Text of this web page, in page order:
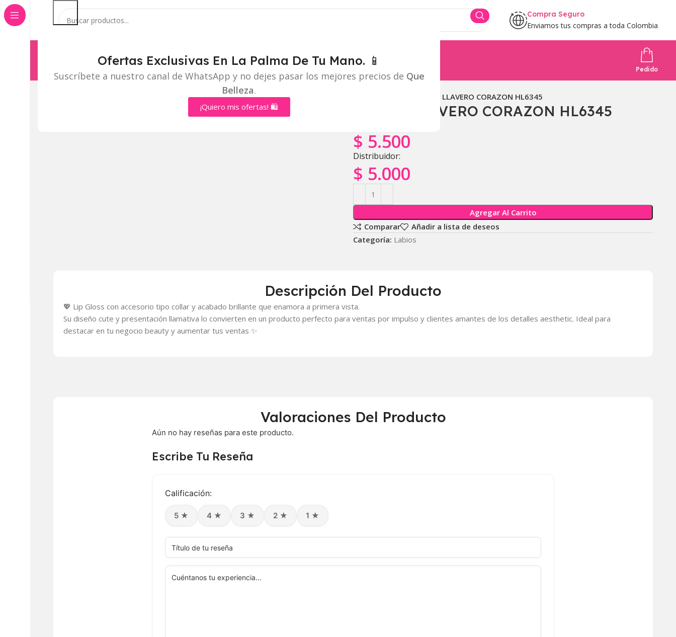
Ofertas Exclusivas En La Palma De Tu Mano. 📱
Suscríbete a nuestro canal de WhatsApp y no dejes pasar los mejores precios de Que
Belleza.
¡Quiero mis ofertas! 🛍️
Compra Seguro
Enviamos tus compras a toda Colombia
CategoríasInicioTienda
Pedido
Click to enlarge
BRILLO LLAVERO CORAZON HL6345
BRILLO LLAVERO CORAZON HL6345
$ 5.500
Distribuidor:
$ 5.000
Agregar Al Carrito
Comparar
Añadir a lista de deseos
Categoría: Labios
Descripción Del Producto
💖 Lip Gloss con accesorio tipo collar y acabado brillante que enamora a primera vista.
Su diseño cute y presentación llamativa lo convierten en un producto perfecto para ventas por impulso y clientes amantes de los detalles aesthetic. Ideal para
destacar en tu negocio beauty y aumentar tus ventas ✨
Valoraciones Del Producto
Aún no hay reseñas para este producto.
Escribe Tu Reseña
Calificación:
5 ★ 4 ★ 3 ★ 2 ★ 1 ★